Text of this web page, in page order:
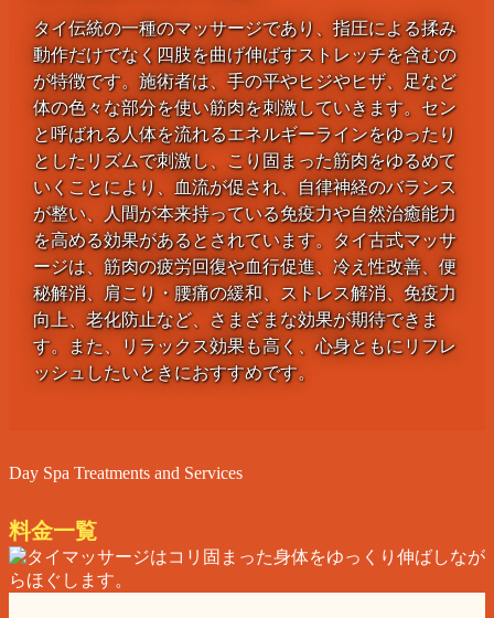
タイ伝統の一種のマッサージであり、指圧による揉み
動作だけでなく四肢を曲げ伸ばすストレッチを含むの
が特徴です。施術者は、手の平やヒジやヒザ、足など
体の色々な部分を使い筋肉を刺激していきます。セン
と呼ばれる人体を流れるエネルギーラインをゆったり
としたリズムで刺激し、こり固まった筋肉をゆるめて
いくことにより、血流が促され、自律神経のバランス
が整い、人間が本来持っている免疫力や自然治癒能力
を高める効果があるとされています。タイ古式マッサ
ージは、筋肉の疲労回復や血行促進、冷え性改善、便
秘解消、肩こり・腰痛の緩和、ストレス解消、免疫力
向上、老化防止など、さまざまな効果が期待できま
す。また、リラックス効果も高く、心身ともにリフレ
ッシュしたいときにおすすめです。
Day Spa Treatments and Services
料金一覧